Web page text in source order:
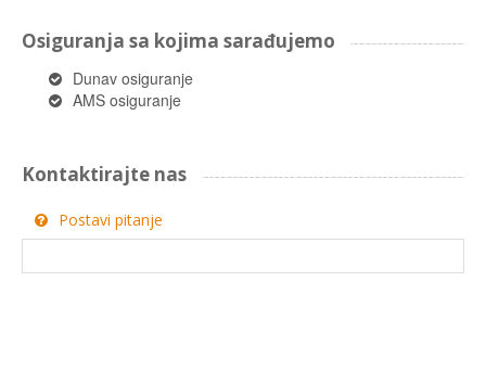
Osiguranja sa kojima sarađujemo
Dunav osiguranje
AMS osiguranje
Kontaktirajte nas
Postavi pitanje